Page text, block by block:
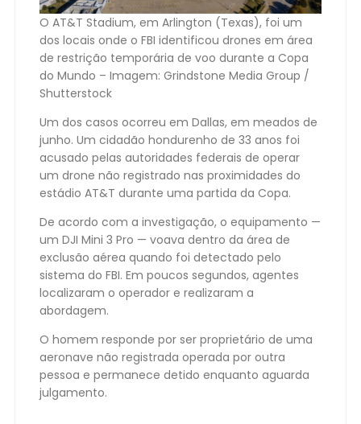
O AT&T Stadium, em Arlington (Texas), foi um
dos locais onde o FBI identificou drones em área
de restrição temporária de voo durante a Copa
do Mundo – Imagem: Grindstone Media Group /
Shutterstock
Um dos casos ocorreu em Dallas, em meados de
junho. Um cidadão hondurenho de 33 anos foi
acusado pelas autoridades federais de operar
um drone não registrado nas proximidades do
estádio AT&T durante uma partida da Copa.
De acordo com a investigação, o equipamento —
um DJI Mini 3 Pro — voava dentro da área de
exclusão aérea quando foi detectado pelo
sistema do FBI. Em poucos segundos, agentes
localizaram o operador e realizaram a
abordagem.
O homem responde por ser proprietário de uma
aeronave não registrada operada por outra
pessoa e permanece detido enquanto aguarda
julgamento.